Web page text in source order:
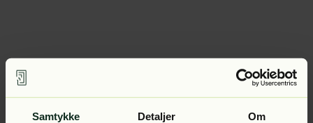
Samtykke Detaljer Om